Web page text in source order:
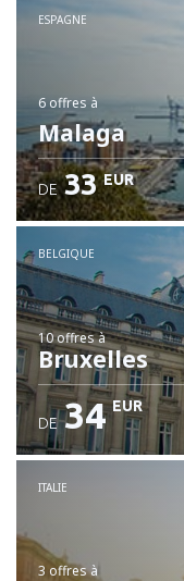
ESPAGNE
6 offresà
Malaga
DE 33 EUR
BELGIQUE
10 offresà
Bruxelles
DE 34 EUR
ITALIE
3 offresà